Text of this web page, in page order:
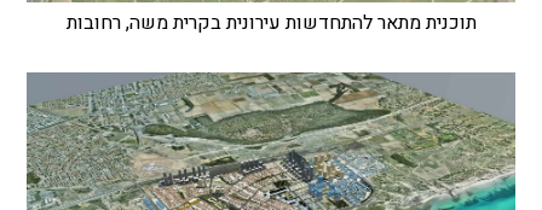
תוכנית מתאר להתחדשות עירונית בקרית משה, רחובות